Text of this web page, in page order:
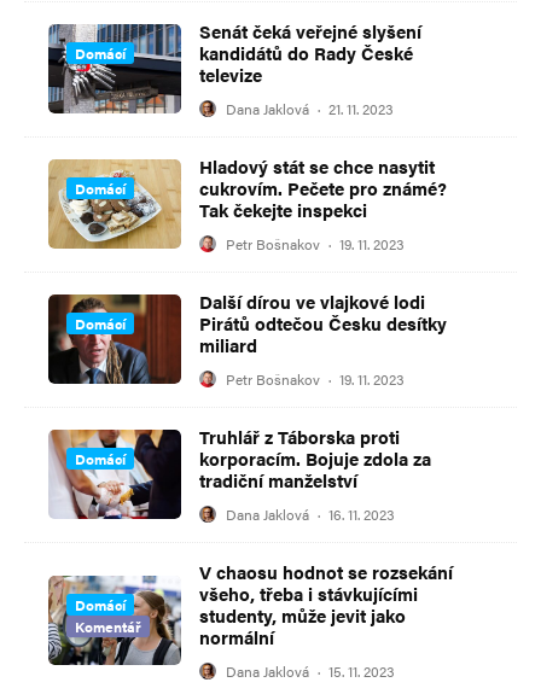
Domácí
Senát čeká veřejné slyšení
kandidátů do Rady České
televize
Dana Jaklová · 21. 11. 2023
Domácí
Hladový stát se chce nasytit
cukrovím. Pečete pro známé?
Tak čekejte inspekci
Petr Bošnakov · 19. 11. 2023
Domácí
Další dírou ve vlajkové lodi
Pirátů odtečou Česku desítky
miliard
Petr Bošnakov · 19. 11. 2023
Domácí
Truhlář z Táborska proti
korporacím. Bojuje zdola za
tradiční manželství
Dana Jaklová · 16. 11. 2023
Domácí
Komentář
V chaosu hodnot se rozsekání
všeho, třeba i stávkujícími
studenty, může jevit jako
normální
Dana Jaklová · 15. 11. 2023